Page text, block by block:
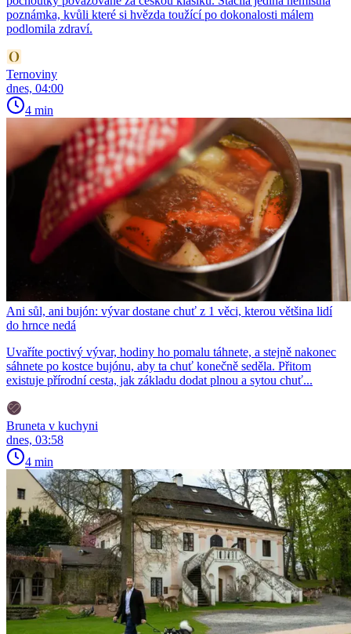
poznámka, kvůli které si hvězda toužící po dokonalosti málem
podlomila zdraví.
Ternoviny
dnes, 04:00
4 min
Ani sůl, ani bujón: vývar dostane chuť z 1 věci, kterou většina lidí
do hrnce nedá
Uvaříte poctivý vývar, hodiny ho pomalu táhnete, a stejně nakonec
sáhnete po kostce bujónu, aby ta chuť konečně seděla. Přitom
existuje přírodní cesta, jak základu dodat plnou a sytou chuť...
Bruneta v kuchyni
dnes, 03:58
4 min